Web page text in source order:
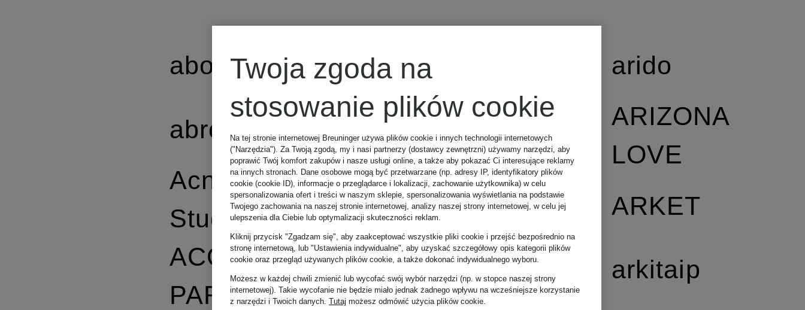
about:blank
abro
Acne
Studios
ACQUA DI
PARMA
ALOHAS
AlpenHERZ
altea
American
Vintage
arido
ARIZONA
LOVE
ARKET
arkitaip
Twoja zgoda na
stosowanie plików cookie
Na tej stronie internetowej Breuninger używa plików cookie i innych technologii internetowych
("Narzędzia"). Za Twoją zgodą, my i nasi partnerzy (dostawcy zewnętrzni) używamy narzędzi, aby
poprawić Twój komfort zakupów i nasze usługi online, a także aby pokazać Ci interesujące reklamy
na innych stronach. Dane osobowe mogą być przetwarzane (np. adresy IP, identyfikatory plików
cookie (cookie ID), informacje o przeglądarce i lokalizacji, zachowanie użytkownika) w celu
spersonalizowania ofert i treści w naszym sklepie, spersonalizowania wyświetlania na podstawie
Twojego zachowania na naszej stronie internetowej, analizy naszej strony internetowej, w celu jej
ulepszenia dla Ciebie lub optymalizacji skuteczności reklam.
Kliknij przycisk "Zgadzam się", aby zaakceptować wszystkie pliki cookie i przejść bezpośrednio na
stronę internetową, lub "Ustawienia indywidualne", aby uzyskać szczegółowy opis kategorii plików
cookie oraz przegląd używanych plików cookie, a także dokonać indywidualnego wyboru.
Możesz w każdej chwili zmienić lub wycofać swój wybór narzędzi (np. w stopce naszej strony
internetowej). Takie wycofanie nie będzie miało jednak żadnego wpływu na wcześniejsze korzystanie
z narzędzi i Twoich danych. Tutaj możesz odmówić użycia plików cookie.